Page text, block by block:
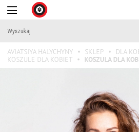
AVIATSIYA HALYCHYNY SKLEP
DLA
KOSZULE DLA KOBIET
KOSZULA DLA